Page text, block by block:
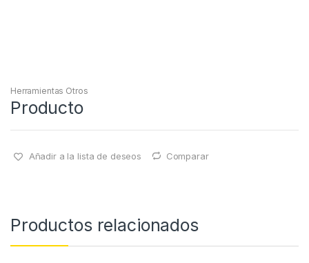
Herramientas Otros
Producto
Añadir a la lista de deseos Comparar
Productos relacionados